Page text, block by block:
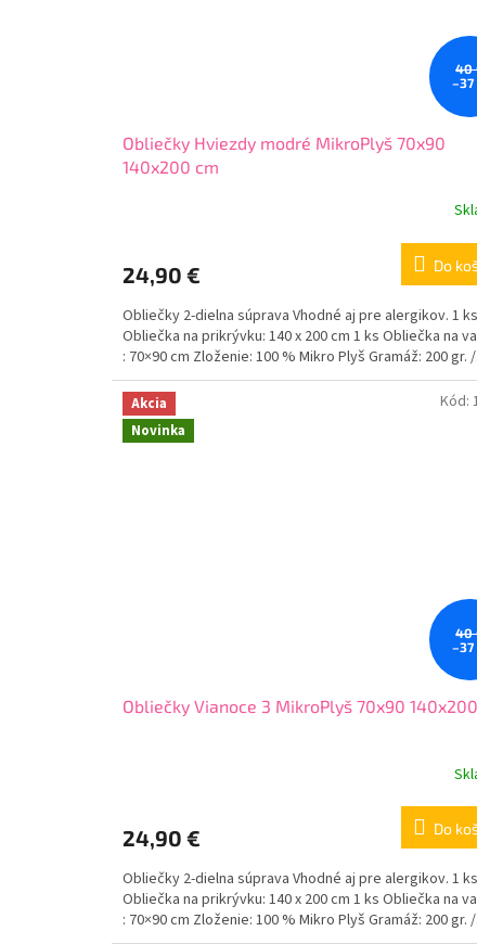
40
–37
Obliečky Hviezdy modré MikroPlyš 70x90
140x200 cm
24,90 € Do
Obliečky 2-dielna súprava Vhodné aj pre alergikov. 1 ks
Obliečka na prikrývku: 140 x 200 cm 1 ks Obliečka na
: 70×90 cm Zloženie: 100 % Mikro Plyš Gramáž: 200 gr. /
Akcia
Novinka
40
–37
Obliečky Vianoce 3 MikroPlyš 70x90
24,90 € Do
Obliečky 2-dielna súprava Vhodné aj pre alergikov. 1 ks
Obliečka na prikrývku: 140 x 200 cm 1 ks Obliečka na
: 70×90 cm Zloženie: 100 % Mikro Plyš Gramáž: 200 gr. /
Kód: